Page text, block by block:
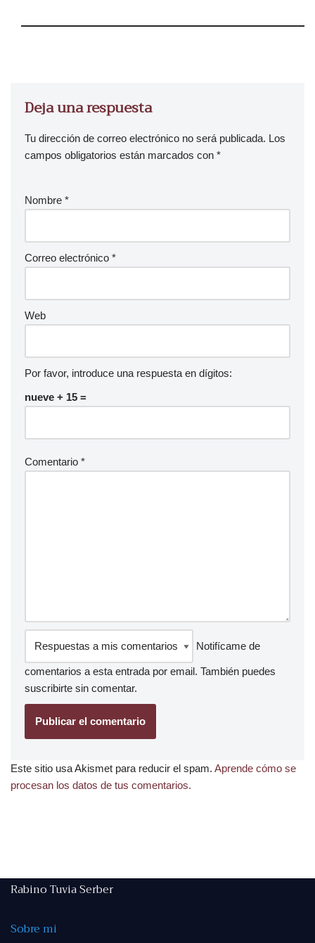
Deja una respuesta
Tu dirección de correo electrónico no será publicada. Los
campos obligatorios están marcados con *
Nombre *
Correo electrónico *
Web
Por favor, introduce una respuesta en dígitos:
nueve + 15 =
Comentario *
Notifícame de
comentarios a esta entrada por email. También puedes
suscribirte sin comentar.
Este sitio usa Akismet para reducir el spam. Aprende cómo se
procesan los datos de tus comentarios.
Rabino Tuvia Serber
Sobre mi